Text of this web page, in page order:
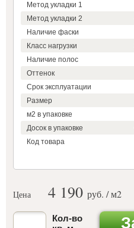
Метод укладки 1
Метод укладки 2
Наличие фаски
Класс нагрузки
Наличие полос
Оттенок
Срок эксплуатации
Размер
м2 в упаковке
Досок в упаковке
Код товара
Цена 4 190 руб. / м2
Кол-во